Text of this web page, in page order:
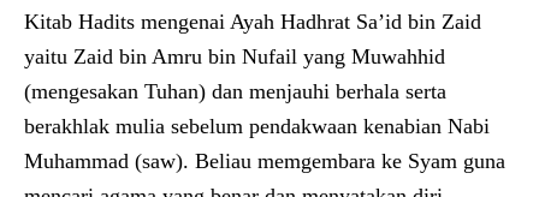
Kitab Hadits mengenai Ayah Hadhrat Sa’id bin Zaid
yaitu Zaid bin Amru bin Nufail yang Muwahhid
(mengesakan Tuhan) dan menjauhi berhala serta
berakhlak mulia sebelum pendakwaan kenabian Nabi
Muhammad (saw). Beliau memgembara ke Syam guna